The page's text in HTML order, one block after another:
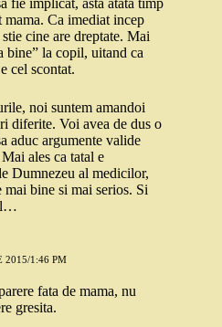
fie implicat, asta atata timp
mama. Ca imediat incep
cine are dreptate. Mai
bine” la copil, uitand ca
cel scontat.
noi suntem amandoi
diferite. Voi avea de dus o
aduc argumente valide
ales ca tatal e
Dumnezeu al medicilor,
mai bine si mai serios. Si
2015/1:46 PM
fata de mama, nu
gresita.